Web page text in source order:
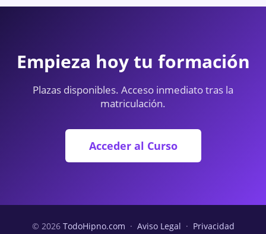
Empieza hoy tu formación
Plazas disponibles. Acceso inmediato tras la
matriculación.
Acceder al Curso
© 2026 TodoHipno.com · Aviso Legal · Privacidad